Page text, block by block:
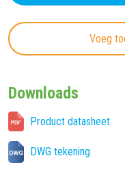
Voeg
Downloads
Product datasheet
DWG tekening